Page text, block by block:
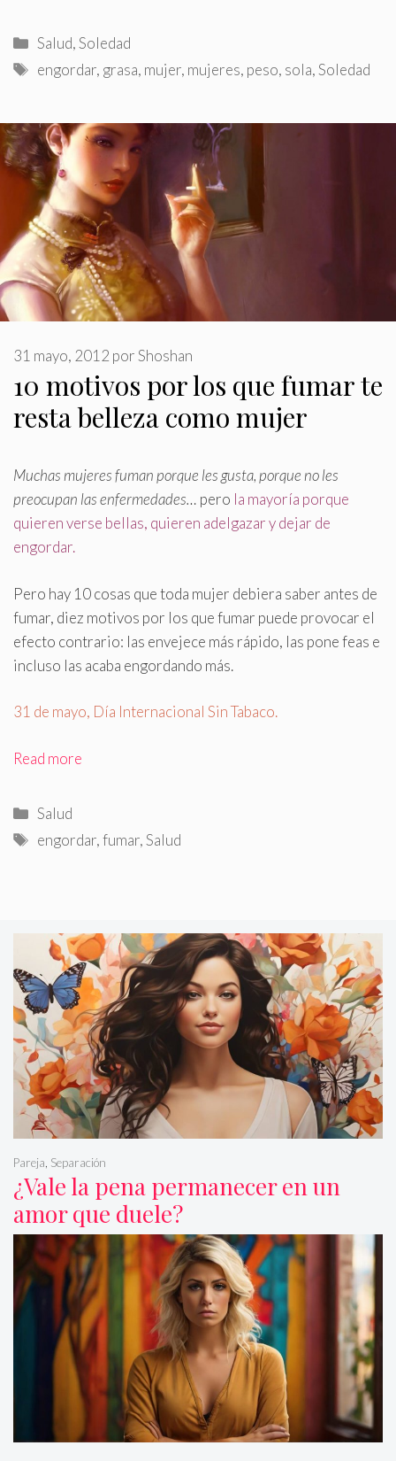
Categorías
Salud,Soledad
Etiquetas
engordar, grasa, mujer, mujeres, peso, sola,Soledad
10 motivos por los que fumar te
resta belleza como mujer
31 mayo, 2012 porShoshan
Muchas mujeres fuman porque les gusta, porque no les
preocupan las enfermedades… pero la mayoría porque
quieren verse bellas, quieren adelgazar y dejar de
engordar.
Pero hay 10 cosas que toda mujer debiera saber antes de
fumar, diez motivos por los que fumar puede provocar el
efecto contrario: las envejece más rápido, las pone feas e
incluso las acaba engordando más.
31 de mayo, Día Internacional Sin Tabaco.
Read more
Categorías
Salud
Etiquetas
engordar,fumar,Salud
¿Vale la pena permanecer en un
amor que duele?
Pareja Separación